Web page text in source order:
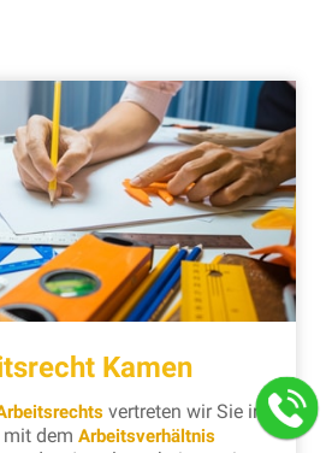
Kamen
vertreten wir Sie in
mit demArbeitsverhältnis